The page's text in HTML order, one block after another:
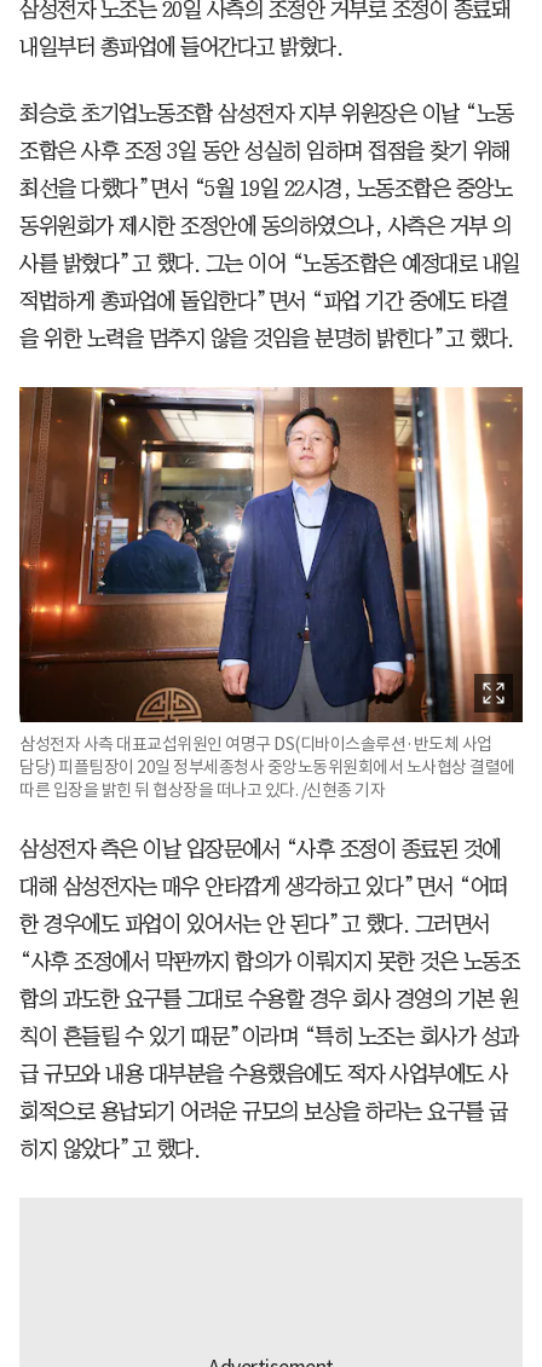
삼성전자 노조는 20일 사측의 조정안 거부로 조정이 종료돼
내일부터 총파업에 들어간다고 밝혔다.
최승호 초기업노동조합 삼성전자 지부 위원장은 이날 “노동
조합은 사후 조정 3일 동안 성실히 임하며 접점을 찾기 위해
최선을 다했다”면서 “5월 19일 22시경, 노동조합은 중앙노
동위원회가 제시한 조정안에 동의하였으나, 사측은 거부 의
사를 밝혔다”고 했다. 그는 이어 “노동조합은 예정대로 내일
적법하게 총파업에 돌입한다”면서 “파업 기간 중에도 타결
을 위한 노력을 멈추지 않을 것임을 분명히 밝힌다”고 했다.
삼성전자 사측 대표교섭위원인 여명구 DS(디바이스솔루션·반도체 사업
담당) 피플팀장이 20일 정부세종청사 중앙노동위원회에서 노사협상 결렬에
따른 입장을 밝힌 뒤 협상장을 떠나고 있다. /신현종 기자
삼성전자 측은 이날 입장문에서 “사후 조정이 종료된 것에
대해 삼성전자는 매우 안타깝게 생각하고 있다”면서 “어떠
한 경우에도 파업이 있어서는 안 된다”고 했다. 그러면서
“사후 조정에서 막판까지 합의가 이뤄지지 못한 것은 노동조
합의 과도한 요구를 그대로 수용할 경우 회사 경영의 기본 원
칙이 흔들릴 수 있기 때문”이라며 “특히 노조는 회사가 성과
급 규모와 내용 대부분을 수용했음에도 적자 사업부에도 사
회적으로 용납되기 어려운 규모의 보상을 하라는 요구를 굽
히지 않았다”고 했다.